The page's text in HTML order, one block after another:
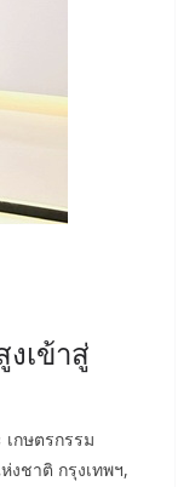
เข้าสู่
กษตรกรรม
งชาติ กรุงเทพฯ,